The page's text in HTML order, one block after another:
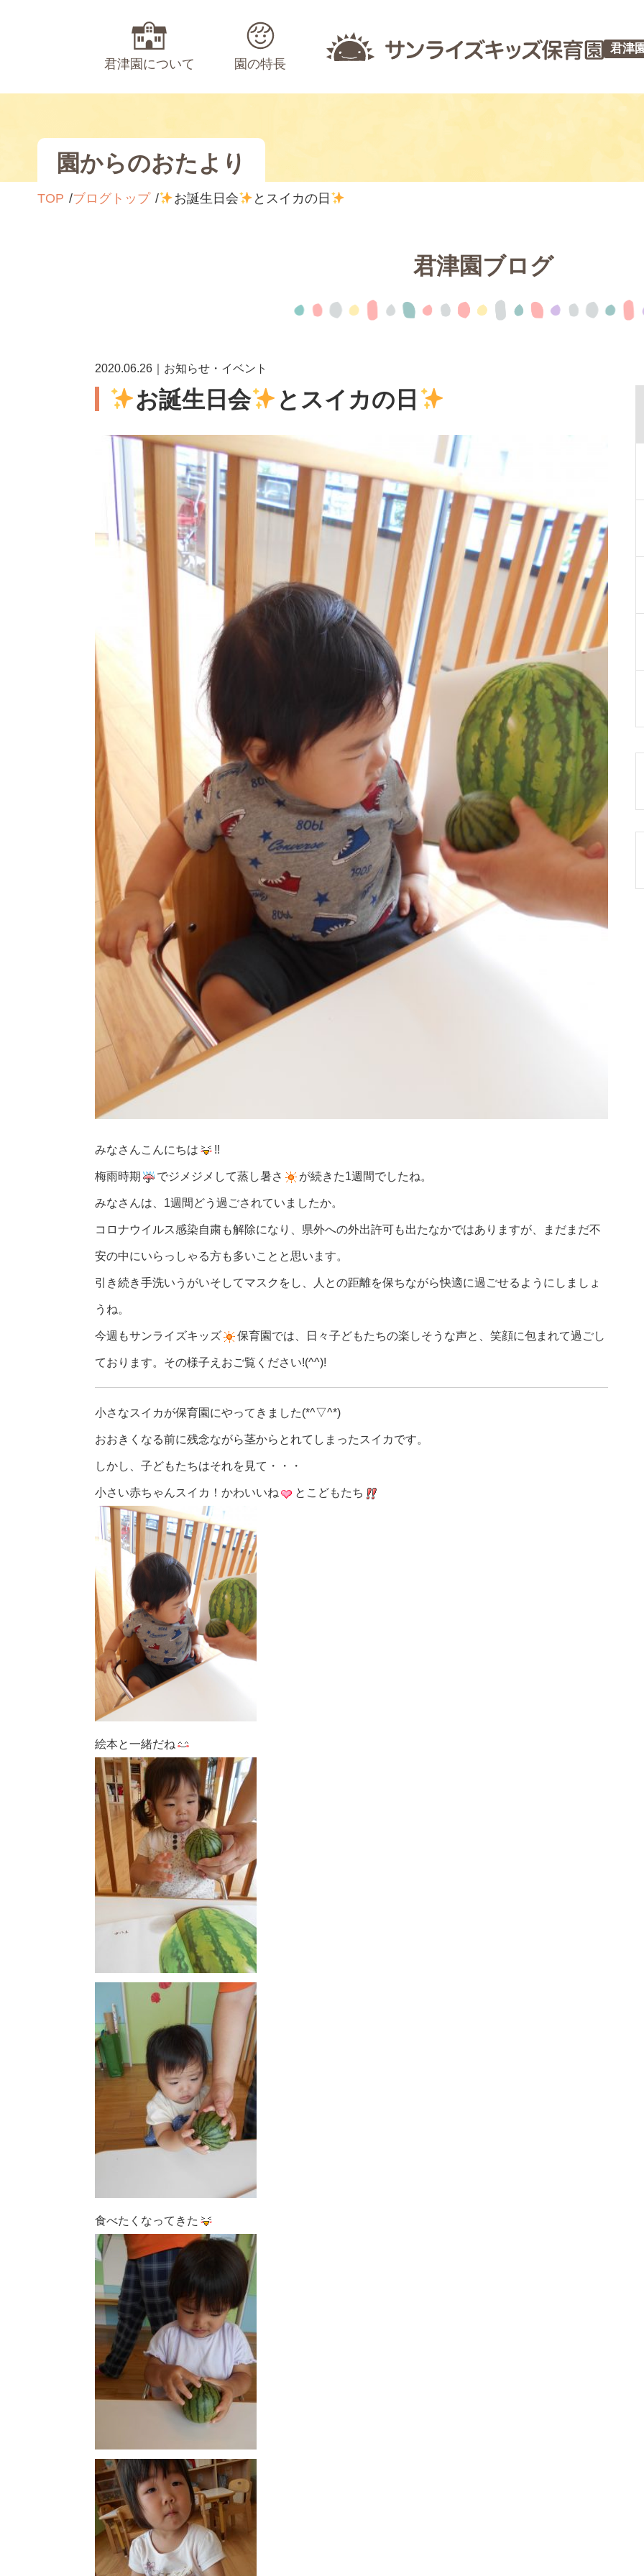
君津園について 園の特長
君津
園からのおたより
TOP ブログトップ お誕生日会 とスイカの日
君津園ブログ
2020.06.26｜お知らせ・イベント
お誕生日会 とスイカの日
みなさんこんにちは !!
梅雨時期 でジメジメして蒸し暑さ が続きた1週間でしたね。
みなさんは、1週間どう過ごされていましたか。
コロナウイルス感染自粛も解除になり、県外への外出許可も出たなかではありますが、まだまだ不
安の中にいらっしゃる方も多いことと思います。
引き続き手洗いうがいそしてマスクをし、人との距離を保ちながら快適に過ごせるようにしましょ
うね。
今週もサンライズキッズ 保育園では、日々子どもたちの楽しそうな声と、笑顔に包まれて過ごし
ております。その様子えおご覧ください!(^^)!
小さなスイカが保育園にやってきました(*^▽^*)
おおきくなる前に残念ながら茎からとれてしまったスイカです。
しかし、子どもたちはそれを見て・・・
小さい赤ちゃんスイカ！かわいいね とこどもたち
絵本と一緒だね
食べたくなってきた